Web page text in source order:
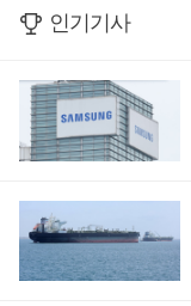
인기기사